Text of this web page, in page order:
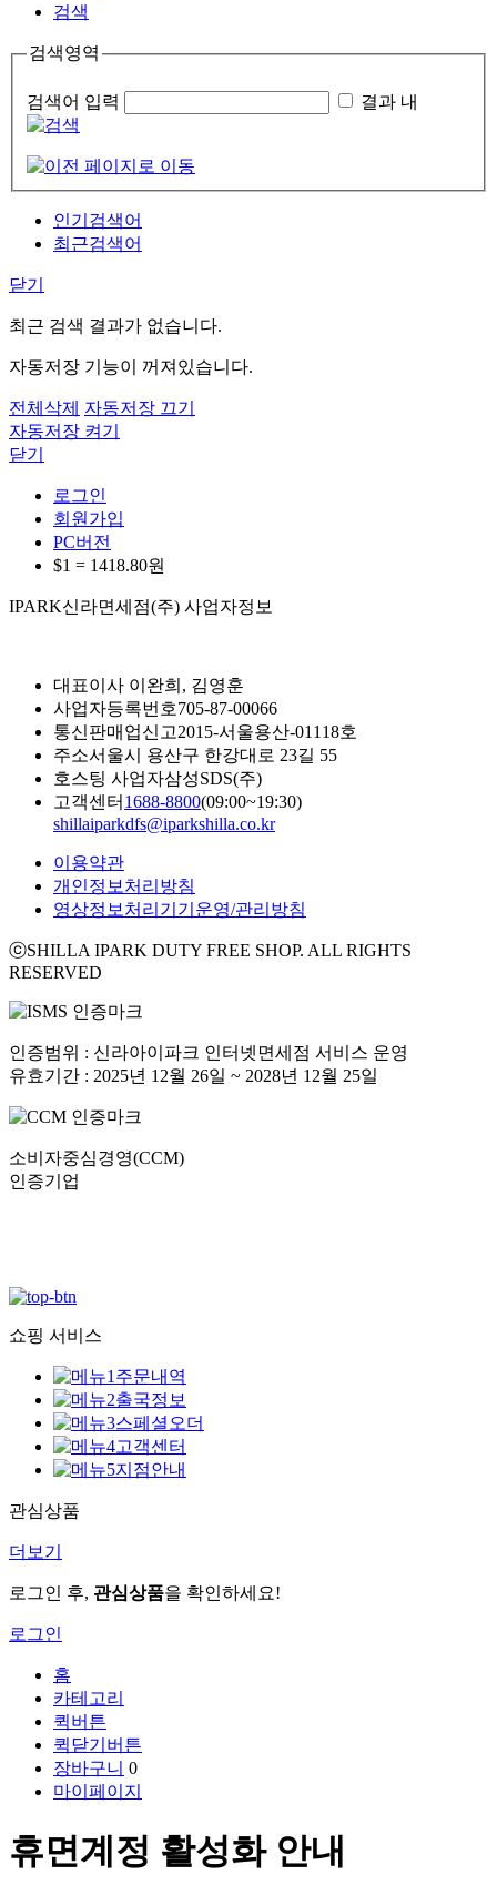
검색
검색영역
검색어 입력 결과 내
인기검색어
최근검색어
닫기
최근 검색 결과가 없습니다.
자동저장 기능이 꺼져있습니다.
전체삭제 자동저장 끄기
자동저장 켜기
닫기
로그인
회원가입
PC버전
$1 = 1418.80원
IPARK신라면세점(주) 사업자정보
대표이사 이완희, 김영훈
사업자등록번호705-87-00066
통신판매업신고2015-서울용산-01118호
주소서울시 용산구 한강대로 23길 55
호스팅 사업자삼성SDS(주)
고객센터 1688-8800(09:00~19:30)
shillaiparkdfs@iparkshilla.co.kr
이용약관
개인정보처리방침
영상정보처리기기운영/관리방침
ⓒSHILLA IPARK DUTY FREE SHOP. ALL RIGHTS
RESERVED
인증범위 : 신라아이파크 인터넷면세점 서비스 운영
유효기간 : 2025년 12월 26일 ~ 2028년 12월 25일
소비자중심경영(CCM)
인증기업
쇼핑 서비스
주문내역
출국정보
스페셜오더
고객센터
지점안내
관심상품
더보기
로그인 후, 관심상품을 확인하세요!
로그인
홈
카테고리
퀵버튼
퀵닫기버튼
장바구니 0
마이페이지
휴면계정 활성화 안내